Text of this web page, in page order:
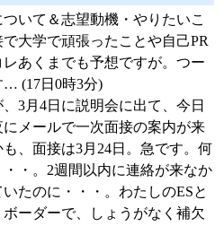
いて＆志望動機・やりたいこ
大学で頑張ったことや自己PR
あくまでも予想ですが。つー
… (17日0時3分)
3月4日に説明会に出て、今日
にメールで一次面接の案内が来
、面接は3月24日。急です。何
・。2週間以内に連絡が来なか
たのに・・・。わたしのESと
ーダーで、しょうがなく補欠